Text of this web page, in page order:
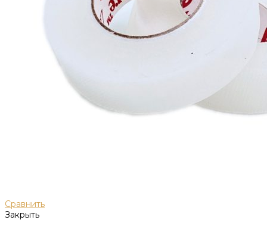
Сравнить
Закрыть